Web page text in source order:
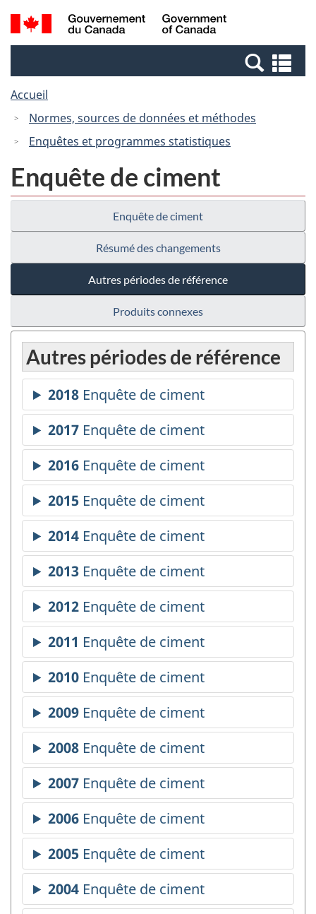
Passer
au
Passer
à
Canada
Recherche
et
et
Accueil
Normes, sources de données et méthodes
Enquêtes et programmes statistiques
Enquête de ciment
Enquête de ciment
Résumé des changements
Autres périodes de référence
Produits connexes
Autres périodes de référence